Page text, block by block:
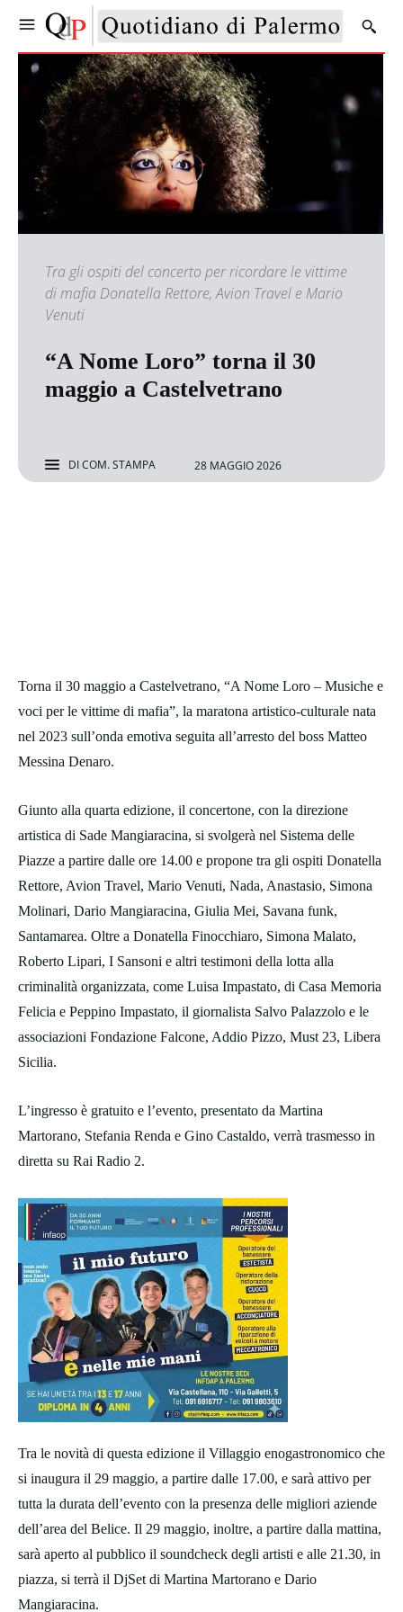
Tra gli ospiti del concerto per ricordare le vittime
di mafia Donatella Rettore, Avion Travel e Mario
Venuti
“A Nome Loro” torna il 30
maggio a Castelvetrano
DICOM. STAMPA 28 MAGGIO 2026
Torna il 30 maggio a Castelvetrano, “A Nome Loro – Musiche e
voci per le vittime di mafia”, la maratona artistico-culturale nata
nel 2023 sull’onda emotiva seguita all’arresto del boss Matteo
Messina Denaro.
Giunto alla quarta edizione, il concertone, con la direzione
artistica di Sade Mangiaracina, si svolgerà nel Sistema delle
Piazze a partire dalle ore 14.00 e propone tra gli ospiti Donatella
Rettore, Avion Travel, Mario Venuti, Nada, Anastasio, Simona
Molinari, Dario Mangiaracina, Giulia Mei, Savana funk,
Santamarea. Oltre a Donatella Finocchiaro, Simona Malato,
Roberto Lipari, I Sansoni e altri testimoni della lotta alla
criminalità organizzata, come Luisa Impastato, di Casa Memoria
Felicia e Peppino Impastato, il giornalista Salvo Palazzolo e le
associazioni Fondazione Falcone, Addio Pizzo, Must 23, Libera
Sicilia.
L’ingresso è gratuito e l’evento, presentato da Martina
Martorano, Stefania Renda e Gino Castaldo, verrà trasmesso in
diretta su Rai Radio 2.
Tra le novità di questa edizione il Villaggio enogastronomico che
si inaugura il 29 maggio, a partire dalle 17.00, e sarà attivo per
tutta la durata dell’evento con la presenza delle migliori aziende
dell’area del Belice. Il 29 maggio, inoltre, a partire dalla mattina,
sarà aperto al pubblico il soundcheck degli artisti e alle 21.30, in
piazza, si terrà il DjSet di Martina Martorano e Dario
Mangiaracina.